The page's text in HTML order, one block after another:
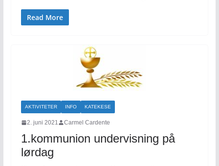
Read More
AKTIVITETER INFO KATEKESE
2. juni 2021 Carmel Cardente
1.kommunion undervisning på
lørdag